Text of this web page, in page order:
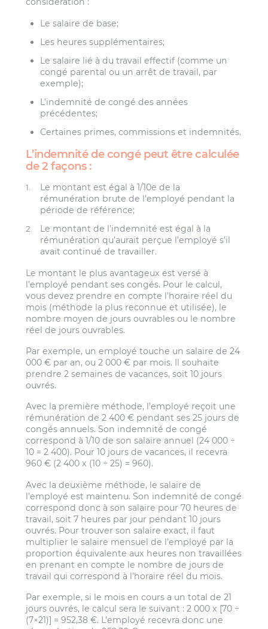
Le salaire de base;
Les heures supplémentaires;
Le salaire lié à du travail effectif (comme un
congé parental ou un arrêt de travail, par
exemple);
L’indemnité de congé des années
précédentes;
Certaines primes, commissions et indemnités.
L’indemnité de congé peut être calculée
de 2 façons :
Le montant est égal à 1/10e de la
rémunération brute de l’employé pendant la
période de référence;
Le montant de l’indemnité est égal à la
rémunération qu’aurait perçue l’employé s’il
avait continué de travailler.
Le montant le plus avantageux est versé à
l’employé pendant ses congés. Pour le calcul,
vous devez prendre en compte l’horaire réel du
mois (méthode la plus reconnue et utilisée), le
nombre moyen de jours ouvrables ou le nombre
réel de jours ouvrables.
Par exemple, un employé touche un salaire de 24
000 € par an, ou 2 000 € par mois. Il souhaite
prendre 2 semaines de vacances, soit 10 jours
ouvrés.
Avec la première méthode, l’employé reçoit une
rémunération de 2 400 € pendant ses 25 jours de
congés annuels. Son indemnité de congé
correspond à 1/10 de son salaire annuel (24 000 ÷
10 = 2 400). Pour 10 jours de vacances, il recevra
960 € (2 400 x (10 ÷ 25) = 960).
Avec la deuxième méthode, le salaire de
l’employé est maintenu. Son indemnité de congé
correspond donc à son salaire pour 70 heures de
travail, soit 7 heures par jour pendant 10 jours
ouvrés. Pour trouver son salaire exact, il faut
multiplier le salaire mensuel de l’employé par la
proportion équivalente aux heures non travaillées
en prenant en compte le nombre de jours de
travail qui correspond à l’horaire réel du mois.
Par exemple, si le mois en cours a un total de 21
jours ouvrés, le calcul sera le suivant : 2 000 x [70 ÷
(7×21)] = 952,38 €. L’employé recevra donc une